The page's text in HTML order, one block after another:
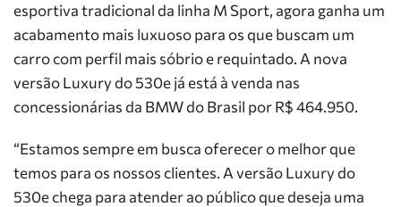
esportiva tradicional da linha M Sport, agora ganha um
acabamento mais luxuoso para os que buscam um
carro com perfil mais sóbrio e requintado. A nova
versão Luxury do 530e já está à venda nas
concessionárias da BMW do Brasil por R$ 464.950.
“Estamos sempre em busca oferecer o melhor que
temos para os nossos clientes. A versão Luxury do
530e chega para atender ao público que deseja uma